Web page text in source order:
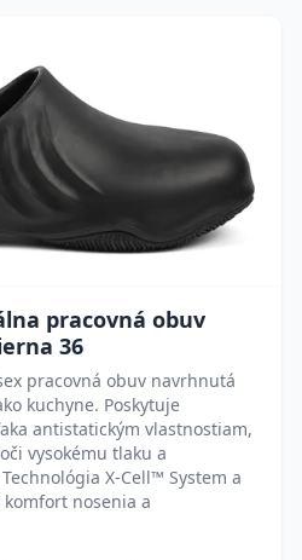
pracovná obuv
36
pracovná obuv navrhnutá
kuchyne. Poskytuje
antistatickým vlastnostiam,
vysokému tlaku a
X-Cell™ System a
nosenia a